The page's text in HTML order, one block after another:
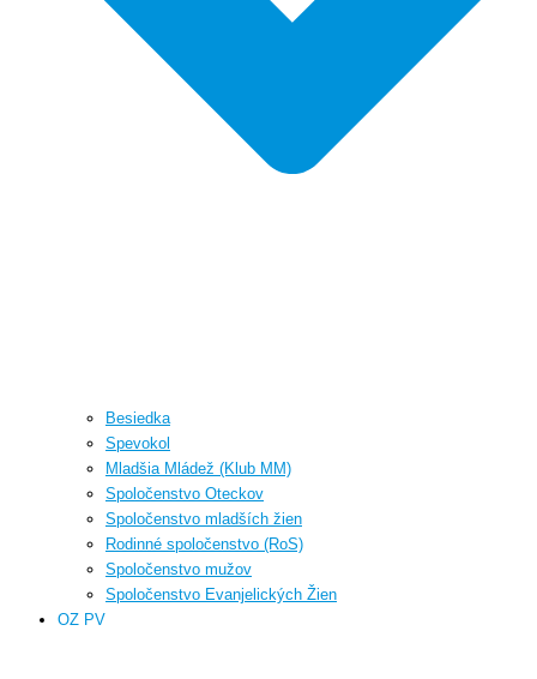
Besiedka
Spevokol
Mladšia Mládež (Klub MM)
Spoločenstvo Oteckov
Spoločenstvo mladších žien
Rodinné spoločenstvo (RoS)
Spoločenstvo mužov
Spoločenstvo Evanjelických Žien
OZ PV